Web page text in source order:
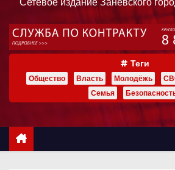
ж
Теги
Общество Власть Молодёжь
Семья